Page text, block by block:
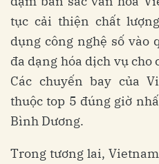
tục cải thiện chất
dụng công nghệ số
đa dạng hóa dịch vụ cho
Các chuyến bay của
thuộc top 5 đúng giờ
Bình Dương.
Trong tương lai,